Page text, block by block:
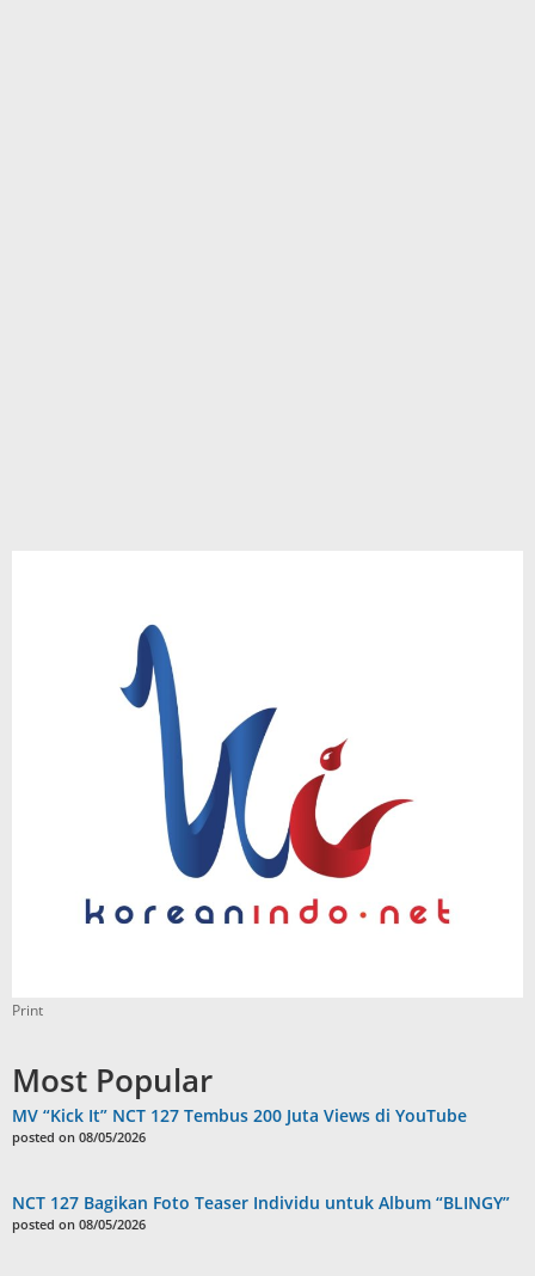
Print
Most Popular
MV “Kick It” NCT 127 Tembus 200 Juta Views di YouTube
posted on 08/05/2026
NCT 127 Bagikan Foto Teaser Individu untuk Album “BLINGY”
posted on 08/05/2026